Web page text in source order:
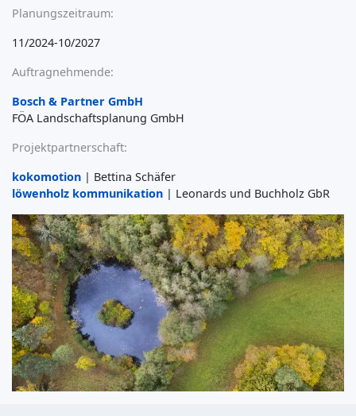
Planungszeitraum:
11/2024-10/2027
Auftragnehmende:
Bosch & Partner GmbH
FÖA Landschaftsplanung GmbH
Projektpartnerschaft:
kokomotion | Bettina Schäfer
löwenholz kommunikation | Leonards und Buchholz GbR